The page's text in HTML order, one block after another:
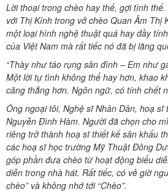
Lời thoại trong chèo hay thế, gợi tình
với Thị Kính trong vở chèo Quan Âm Thị
một loại hình nghệ thuật quá hay đầy
của Việt Nam mà rất tiếc nó đã bị lãng
“Thày như táo rụng sân đình – Em như
Một lời tự tình không thể hay hơn, khao
căng thẳng hơn. Ngôn ngữ, có tính chết
Ông ngoại tôi, Nghệ sĩ Nhân Dân, hoạ sĩ
Nguyễn Đình Hàm. Người đã chọn cho
riêng trở thành hoạ sĩ thiết kế sân khấu
các hoạ sĩ học trường Mỹ Thuật Đông
góp phần đưa chèo từ hoạt động biểu
diễn trong nhà hát. Rất tiếc, có vẻ giờ
chèo” và không nhớ tới “Chèo”.